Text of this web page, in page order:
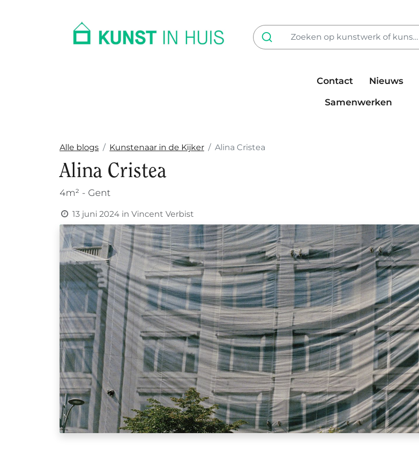
Contact Nieuws
Samenwerken
Alle blogs Kunstenaar in de Kijker Alina Cristea
Alina Cristea
4m² - Gent
13 juni 2024 in Vincent Verbist